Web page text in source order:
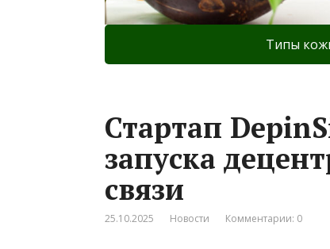
Типы
Стартап
запуска
связи
25.10.2025 Новости Комментарии: 0